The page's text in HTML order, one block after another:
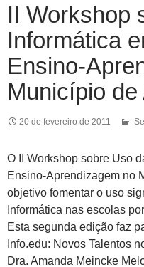
II Workshop
Informática
Ensino-
Município de
20 de fevereiro de 2011
O II Workshop sobre Uso
Ensino-Aprendizagem no
objetivo fomentar o uso
Informática nas escolas
Esta segunda edição faz
Info.edu: Novos Talentos
Dra. Amanda Meincke